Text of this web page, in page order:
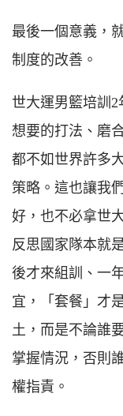
最後一個意義，
制度的改善。
世大運男籃培訓
想要的打法、磨
都不如世界許多
策略。這也讓我
好，也不必拿世
反思國家隊本就
後才來組訓、一
宜，「套餐」才
土，而是不論誰
掌握情況，否則
權指責。